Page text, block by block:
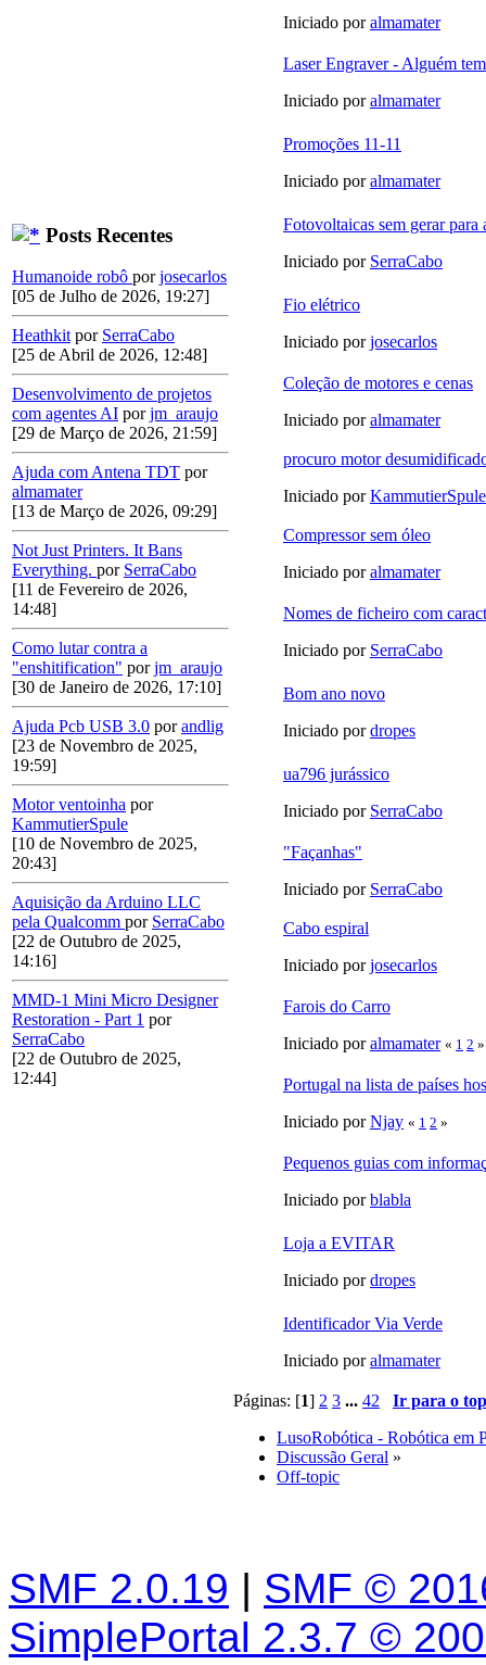
Posts Recentes
Humanoide robô porjosecarlos
[05 de Julho de 2026, 19:27]
Heathkit por SerraCabo
[25 de Abril de 2026, 12:48]
Desenvolvimento de projetos
com agentes AI porjm_araujo
[29 de Março de 2026, 21:59]
Ajuda com Antena TDT por
almamater
[13 de Março de 2026, 09:29]
Not Just Printers. It Bans
Everything. por SerraCabo
[11 de Fevereiro de 2026,
14:48]
Como lutar contra a
"enshitification" porjm_araujo
[30 de Janeiro de 2026, 17:10]
Ajuda Pcb USB 3.0 porandlig
[23 de Novembro de 2025,
19:59]
Motor ventoinha por
KammutierSpule
[10 de Novembro de 2025,
20:43]
Aquisição da Arduino LLC
pela Qualcomm por SerraCabo
[22 de Outubro de 2025,
14:16]
MMD-1 Mini Micro Designer
Restoration - Part 1 por
SerraCabo
[22 de Outubro de 2025,
12:44]
Iniciado poralmamater
Laser Engraver - Alguém
Iniciado poralmamater
Promoções 11-11
Iniciado poralmamater
Fotovoltaicas sem gerar para
Iniciado por SerraCabo
Fio elétrico
Iniciado porjosecarlos
Coleção de motores e cenas
Iniciado poralmamater
procuro motor
Iniciado porKammutierSpule
Compressor sem óleo
Iniciado poralmamater
Nomes de ficheiro com
Iniciado por SerraCabo
Bom ano novo
Iniciado pordropes
ua796 jurássico
Iniciado por SerraCabo
"Façanhas"
Iniciado por SerraCabo
Cabo espiral
Iniciado porjosecarlos
Farois do Carro
Iniciado poralmamater « 1 2 »
Portugal na lista de países
Iniciado porNjay « 1 2 »
Pequenos guias com
Iniciado porblabla
Loja a EVITAR
Iniciado pordropes
Identificador Via Verde
Iniciado poralmamater
Páginas: [1] 2 3 ... 42
Ir para o
LusoRobótica - Robótica em
Discussão Geral »
Off-topic
SMF 2.0.19 | SMF ©
SimplePortal 2.3.7 ©